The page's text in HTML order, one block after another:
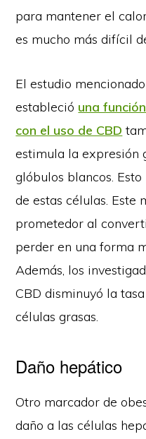
para mantener el
es mucho más difícil
El estudio
estableció una
con el uso de CBD
estimula la expresión
glóbulos blancos.
de estas células. Este
prometedor al
perder en una forma
Además, los
CBD disminuyó la
células grasas.
Daño hepático
Otro marcador de
daño a las células